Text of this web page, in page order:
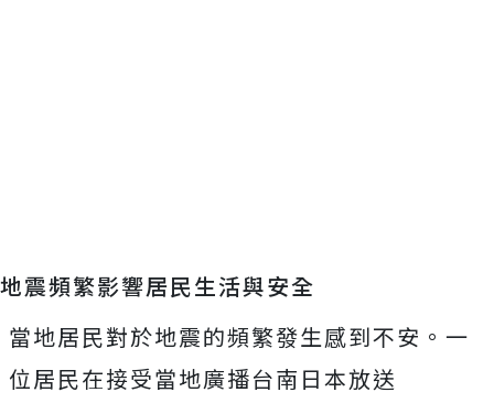
地震頻繁影響居民生活與安全
當地居民對於地震的頻繁發生感到不安。一
位居民在接受當地廣播台南日本放送